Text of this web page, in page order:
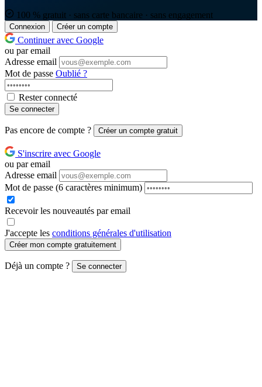
100 % gratuit · sans carte bancaire · sans engagement
Connexion Créer un compte
Continuer avec Google
ou par email
Adresse email
Mot de passe Oublié ?
Rester connecté
Se connecter
Pas encore de compte ? Créer un compte gratuit
S'inscrire avec Google
ou par email
Adresse email
Mot de passe (6 caractères minimum)
Recevoir les nouveautés par email
J'accepte les conditions générales d'utilisation
Créer mon compte gratuitement
Déjà un compte ? Se connecter